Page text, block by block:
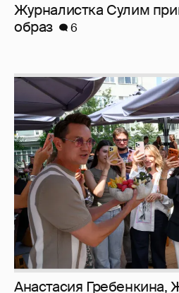
Журналистка Сулим
образ
6
Анастасия Гребенкина,